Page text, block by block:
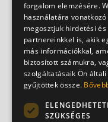
A
Dr.
forgalom elemzésére.
használatára
megosztjuk hirdetési
partnereinkkel is, akik
más információkkal,
biztosított számukra,
szolgáltatásaik Ön
gyűjtöttek össze.
SZÜKSÉGES